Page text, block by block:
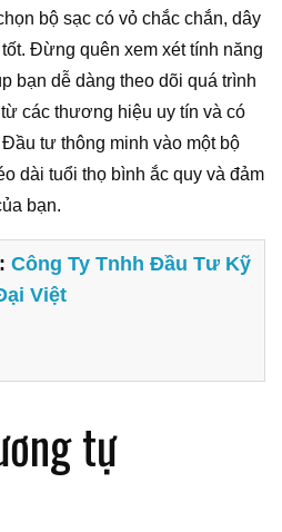
bộ sạc có vỏ chắc chắn, dây
Đừng quên xem xét tính năng
bạn dễ dàng theo dõi quá trình
các thương hiệu uy tín và có
tư thông minh vào một bộ
dài tuổi thọ bình ắc quy và đảm
bạn.
Công Ty Tnhh Đầu Tư Kỹ
Việt
tự